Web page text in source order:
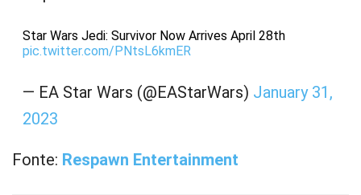
Star Wars Jedi: Survivor Now Arrives April 28th
pic.twitter.com/PNtsL6kmER
— EA Star Wars (@EAStarWars) January 31,
2023
Fonte: Respawn Entertainment